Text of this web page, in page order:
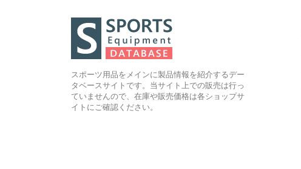
スポーツ用品をメインに製品情報を紹介するデー
タベースサイトです。当サイト上での販売は行っ
ていませんので、在庫や販売価格は各ショップサ
イトにご確認ください。